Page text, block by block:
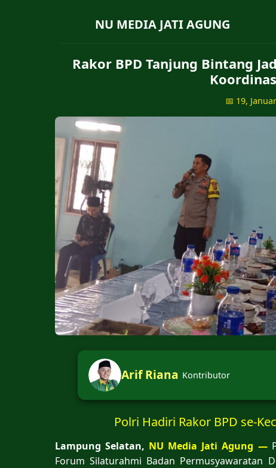
NU MEDIA JATI AGUNG
Rakor BPD Tanjung Bintang
📅 19,
Arif Riana Kontributor
Polri Hadiri Rakor BPD se-
Lampung Selatan, NU Media Jati Agung —
Forum Silaturahmi Badan Permusyawaratan